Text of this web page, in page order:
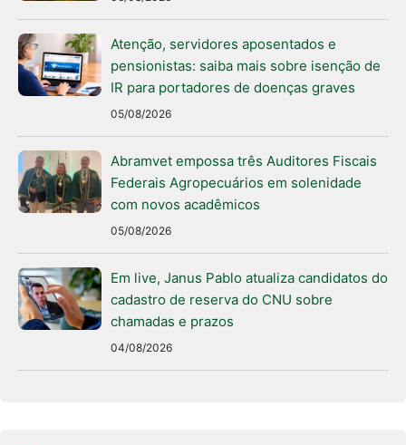
Atenção, servidores aposentados e
pensionistas: saiba mais sobre isenção de
IR para portadores de doenças graves
05/08/2026
Abramvet empossa três Auditores Fiscais
Federais Agropecuários em solenidade
com novos acadêmicos
05/08/2026
Em live, Janus Pablo atualiza candidatos do
cadastro de reserva do CNU sobre
chamadas e prazos
04/08/2026